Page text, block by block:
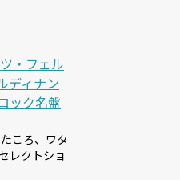
・フェル
ディナン
ック名盤
ころ、ワタ
レクトショ